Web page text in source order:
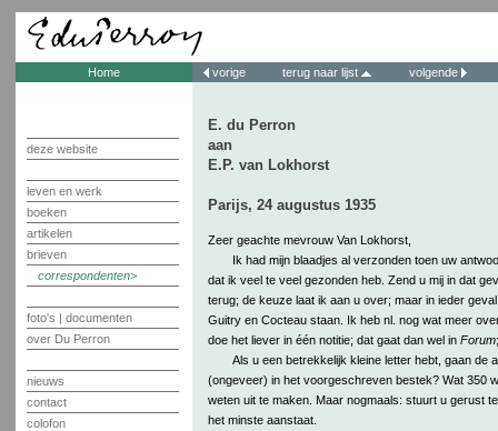
Home
deze website
leven en werk
boeken
artikelen
brieven
correspondenten
foto's | documenten
over Du Perron
nieuws
contact
colofon
vorige terug naar lijst volgende
E. du Perron
aan
E.P. van Lokhorst
Parijs, 24 augustus 1935
Zeer geachte mevrouw Van Lokhorst,
Ik had mijn blaadjes al verzonden toen uw
dat ik veel te veel gezonden heb. Zend u mij in dat
terug; de keuze laat ik aan u over; maar in ieder
Guitry en Cocteau staan. Ik heb nl. nog wat meer
doe het liever in één notitie; dat gaat dan wel in Forum
Als u een betrekkelijk kleine letter hebt, gaan de
(ongeveer) in het voorgeschreven bestek? Wat 350
weten uit te maken. Maar nogmaals: stuurt u gerust
het minste aanstaat.